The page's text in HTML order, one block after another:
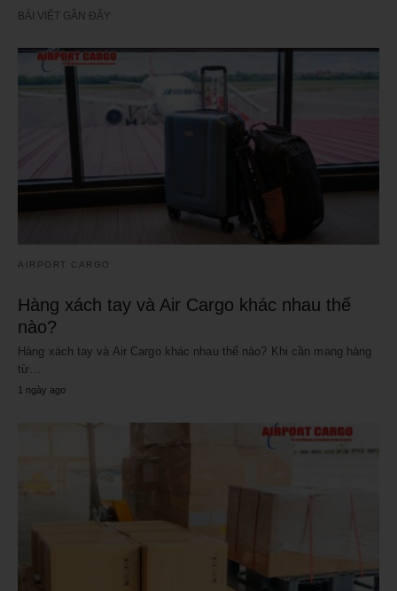
BÀI VIẾT GẦN ĐÂY
AIRPORT CARGO
Hàng xách tay và Air Cargo khác nhau thế
nào?
Hàng xách tay và Air Cargo khác nhau thế nào? Khi cần mang hàng
từ…
1 ngày ago